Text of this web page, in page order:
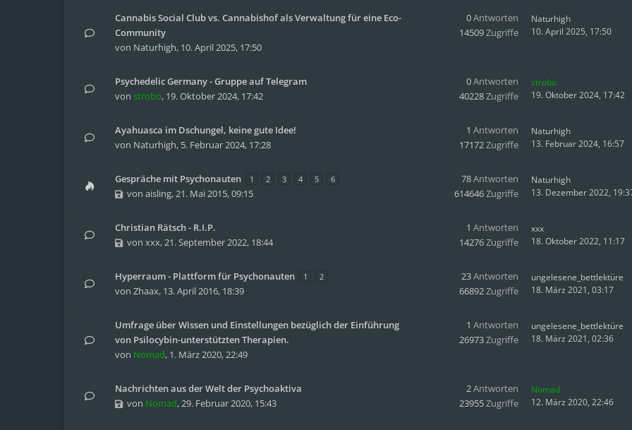
Cannabis Social Club vs. Cannabishof als Verwaltung für eine Eco-
Community
von Naturhigh, 10. April 2025, 17:50
0Antworten
14509Zugriffe
Naturhigh
10. April 2025, 17:50
Psychedelic Germany - Gruppe auf Telegram
von strobo, 19. Oktober 2024, 17:42
0Antworten
40228Zugriffe
strobo
19. Oktober 2024, 17:42
Ayahuasca im Dschungel, keine gute Idee!
von Naturhigh, 5. Februar 2024, 17:28
1 Antworten
17172Zugriffe
Naturhigh
13. Februar 2024, 16:57
Gespräche mit Psychonauten 1 2 3 4 5 6
von aisling,21. Mai 2015, 09:15
78Antworten
614646Zugriffe
Naturhigh
13. Dezember 2022,
Christian Rätsch - R.I.P.
von xxx,21. September 2022, 18:44
1 Antworten
14276Zugriffe
xxx
18. Oktober 2022, 11:17
Hyperraum - Plattform für Psychonauten 1 2
von Zhaax, 13. April 2016, 18:39
23Antworten
66892Zugriffe
ungelesene_bettlektüre
18. März 2021, 03:17
Umfrage über Wissen und Einstellungen bezüglich der Einführung
von Psilocybin-unterstützten Therapien.
von Nomad, 1. März 2020, 22:49
1 Antworten
26973Zugriffe
ungelesene_bettlektüre
18. März 2021, 02:36
Nachrichten aus der Welt der Psychoaktiva
von Nomad,29. Februar 2020, 15:43
2Antworten
23955Zugriffe
Nomad
12. März 2020, 22:46